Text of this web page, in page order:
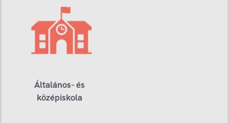
Általános- és
középiskola